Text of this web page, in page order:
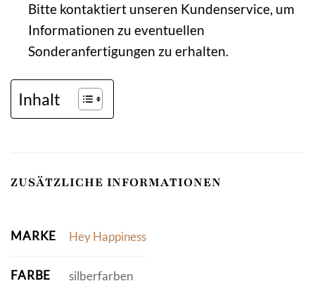
Bitte kontaktiert unseren Kundenservice, um
Informationen zu eventuellen
Sonderanfertigungen zu erhalten.
Inhalt
ZUSÄTZLICHE INFORMATIONEN
MARKE Hey Happiness
FARBE silberfarben